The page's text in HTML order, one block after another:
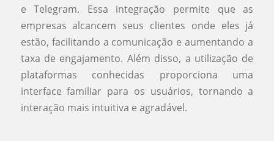
e Telegram. Essa integração permite que as
empresas alcancem seus clientes onde eles já
estão, facilitando a comunicação e aumentando a
taxa de engajamento. Além disso, a utilização de
plataformas conhecidas proporciona uma
interface familiar para os usuários, tornando a
interação mais intuitiva e agradável.